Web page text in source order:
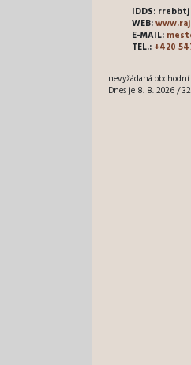
IDDS: rrebbtj
WEB:
E-MAIL:
TEL.: +420
nevyžádaná
Dnes je 8. 8. 2026 /